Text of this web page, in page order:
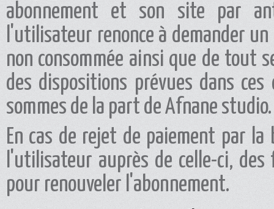
abonnement et son site par
l'utilisateur renonce à demander
non consommée ainsi que de tout
des dispositions prévues dans
sommes de la part de Afnane studio.
En cas de rejet de paiement par
l'utilisateur auprès de celle-ci,
pour renouveler l'abonnement.